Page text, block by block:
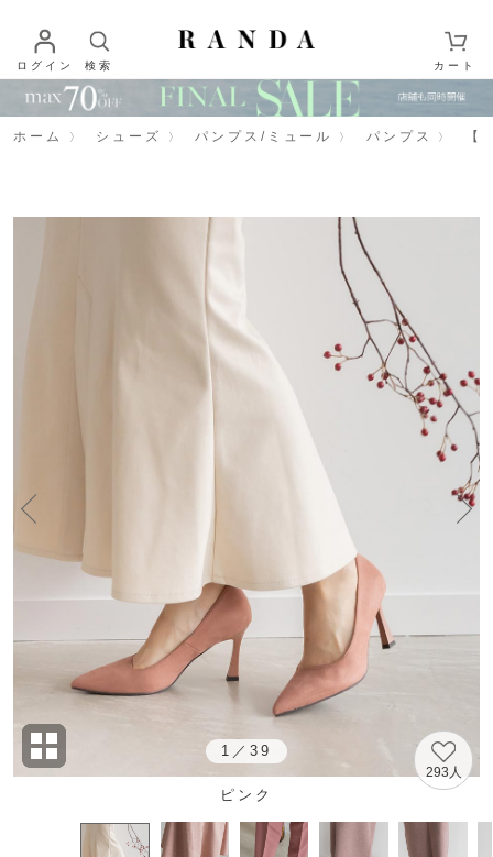
ログイン 検索 カート
ホーム シューズ パンプス/ミュール パンプス 【
1 ／ 39
293人
ピンク